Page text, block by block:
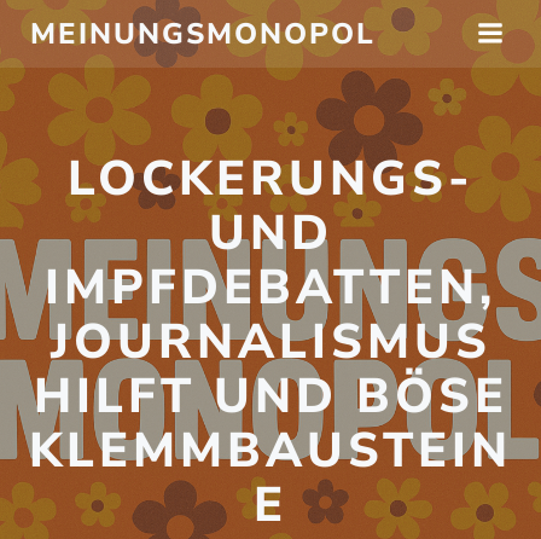
Zum
Inhalt
springen
MEINUNGSMONOPOL
LOCKERUNGS-
UND
IMPFDEBATTEN,
JOURNALISMUS
HILFT UND BÖSE
KLEMMBAUSTEIN
E